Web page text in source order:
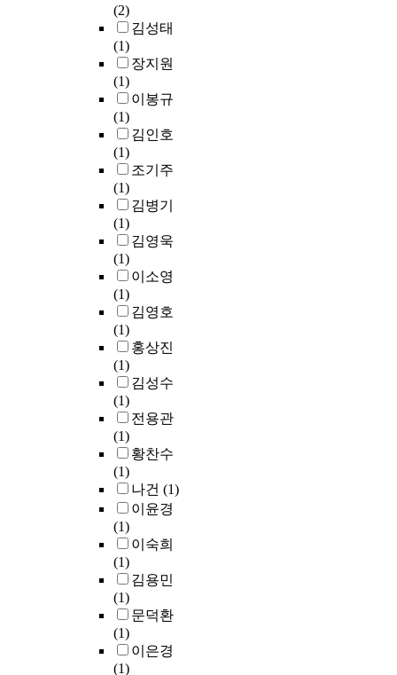
(2)
김성태
(1)
장지원
(1)
이봉규
(1)
김인호
(1)
조기주
(1)
김병기
(1)
김영욱
(1)
이소영
(1)
김영호
(1)
홍상진
(1)
김성수
(1)
전용관
(1)
황찬수
(1)
나건 (1)
이윤경
(1)
이숙희
(1)
김용민
(1)
문덕환
(1)
이은경
(1)